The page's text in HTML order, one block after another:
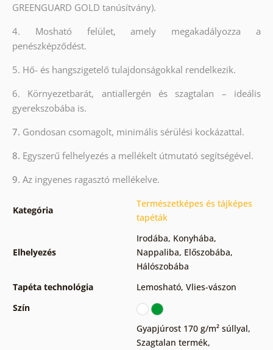
GREENGUARD GOLD tanúsítvány).
4. Mosható felület, amely megakadályozza a
penészképződést.
5. Hő- és hangszigetelő tulajdonságokkal rendelkezik.
6. Környezetbarát, antiallergén és szagtalan – ideális
gyerekszobába is.
7. Gondosan csomagolt, minimális sérülési kockázattal.
8. Egyszerű felhelyezés a mellékelt útmutató segítségével.
9. Az ingyenes ragasztó mellékelve.
Kategória
Természetképes és tájképes
tapéták
Elhelyezés
Irodába, Konyhába,
Nappaliba, Előszobába,
Hálószobába
Tapéta technológia
Lemosható, Vlies-vászon
Szín
Gyapjúrost 170 g/m² súllyal,
Szagtalan termék,